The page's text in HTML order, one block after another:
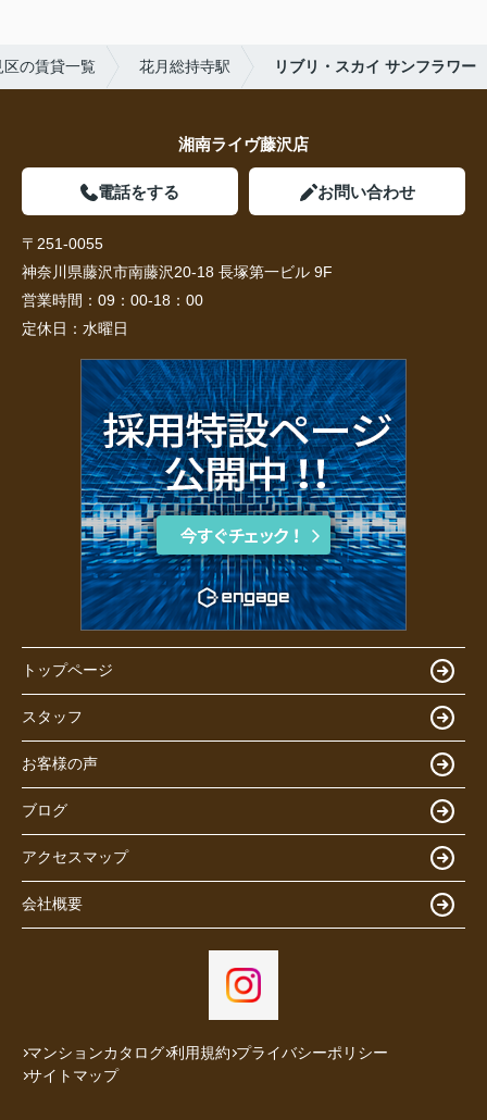
区の賃貸一覧 花月総持寺駅 リブリ・スカイ サンフラワー
湘南ライヴ藤沢店
電話をする お問い合わせ
〒251-0055
神奈川県藤沢市南藤沢20-18 長塚第一ビル 9F
営業時間： 09：00-18：00
定休日： 水曜日
トップページ
スタッフ
お客様の声
ブログ
アクセスマップ
会社概要
マンションカタログ 利用規約 プライバシーポリシー
サイトマップ